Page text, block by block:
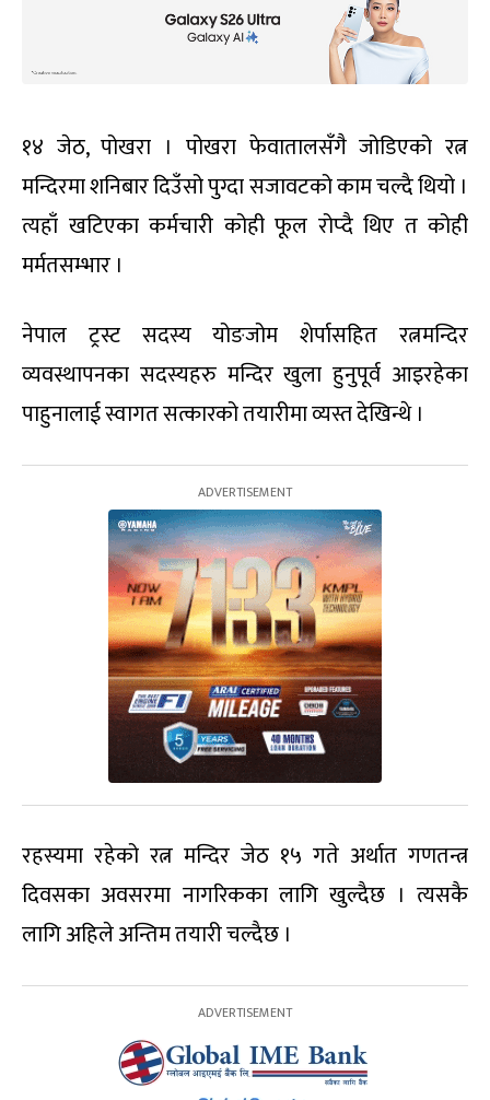
१४ जेठ, पोखरा । पोखरा फेवातालसँगै जोडिएको रत्न
मन्दिरमा शनिबार दिउँसो पुग्दा सजावटको काम चल्दै थियो ।
त्यहाँ खटिएका कर्मचारी कोही फूल रोप्दै थिए त कोही
मर्मतसम्भार ।
नेपाल ट्रस्ट सदस्य योङजोम शेर्पासहित रत्नमन्दिर
व्यवस्थापनका सदस्यहरु मन्दिर खुला हुनुपूर्व आइरहेका
पाहुनालाई स्वागत सत्कारको तयारीमा व्यस्त देखिन्थे ।
रहस्यमा रहेको रत्न मन्दिर जेठ १५ गते अर्थात गणतन्त्र
दिवसका अवसरमा नागरिकका लागि खुल्दैछ । त्यसकै
लागि अहिले अन्तिम तयारी चल्दैछ ।